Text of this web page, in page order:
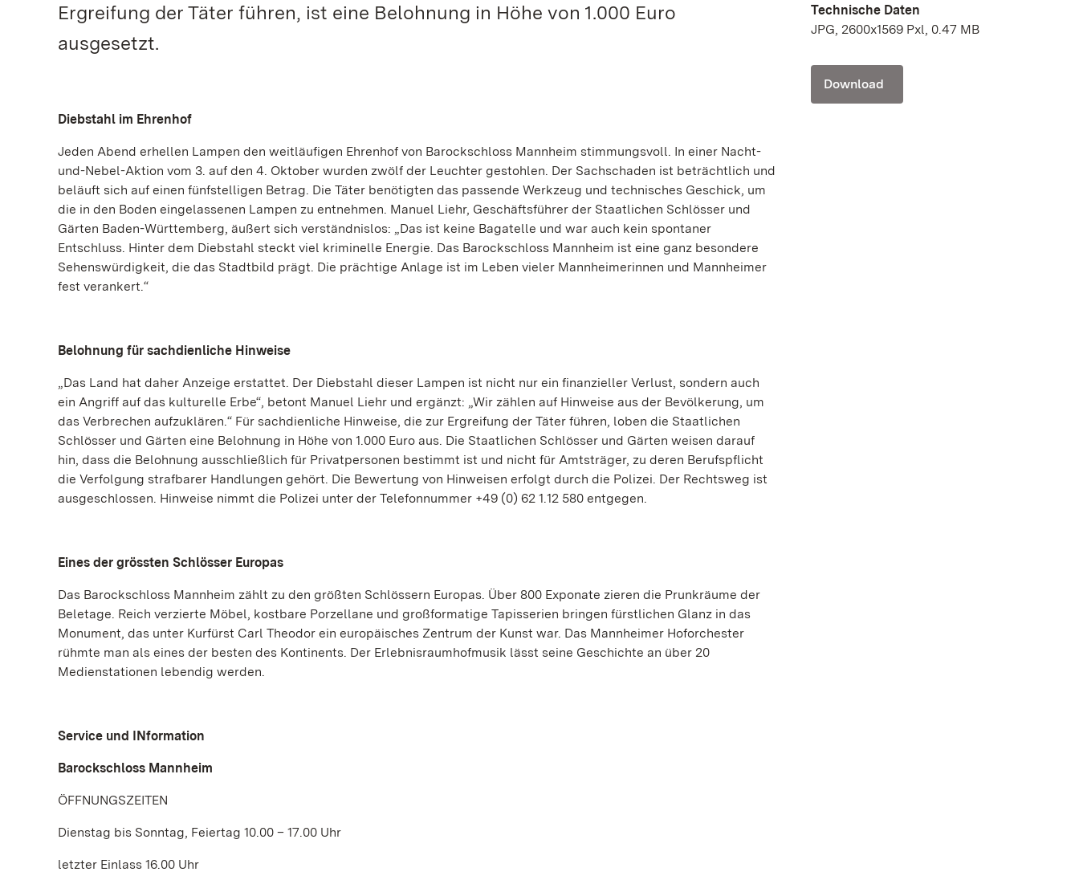
Ergreifung der Täter führen, ist eine Belohnung in Höhe von 1.000 Euro
ausgesetzt.
Diebstahl im Ehrenhof
Jeden Abend erhellen Lampen den weitläufigen Ehrenhof von Barockschloss Mannheim stimmungsvoll. In einer Nacht-
und-Nebel-Aktion vom 3. auf den 4. Oktober wurden zwölf der Leuchter gestohlen. Der Sachschaden ist beträchtlich und
beläuft sich auf einen fünfstelligen Betrag. Die Täter benötigten das passende Werkzeug und technisches Geschick, um
die in den Boden eingelassenen Lampen zu entnehmen. Manuel Liehr, Geschäftsführer der Staatlichen Schlösser und
Gärten Baden-Württemberg, äußert sich verständnislos: „Das ist keine Bagatelle und war auch kein spontaner
Entschluss. Hinter dem Diebstahl steckt viel kriminelle Energie. Das Barockschloss Mannheim ist eine ganz besondere
Sehenswürdigkeit, die das Stadtbild prägt. Die prächtige Anlage ist im Leben vieler Mannheimerinnen und Mannheimer
fest verankert.“
Belohnung für sachdienliche Hinweise
„Das Land hat daher Anzeige erstattet. Der Diebstahl dieser Lampen ist nicht nur ein finanzieller Verlust, sondern auch
ein Angriff auf das kulturelle Erbe“, betont Manuel Liehr und ergänzt: „Wir zählen auf Hinweise aus der Bevölkerung, um
das Verbrechen aufzuklären.“ Für sachdienliche Hinweise, die zur Ergreifung der Täter führen, loben die Staatlichen
Schlösser und Gärten eine Belohnung in Höhe von 1.000 Euro aus. Die Staatlichen Schlösser und Gärten weisen darauf
hin, dass die Belohnung ausschließlich für Privatpersonen bestimmt ist und nicht für Amtsträger, zu deren Berufspflicht
die Verfolgung strafbarer Handlungen gehört. Die Bewertung von Hinweisen erfolgt durch die Polizei. Der Rechtsweg ist
ausgeschlossen. Hinweise nimmt die Polizei unter der Telefonnummer +49 (0) 62 1.12 580 entgegen.
Eines der grössten Schlösser Europas
Das Barockschloss Mannheim zählt zu den größten Schlössern Europas. Über 800 Exponate zieren die Prunkräume der
Beletage. Reich verzierte Möbel, kostbare Porzellane und großformatige Tapisserien bringen fürstlichen Glanz in das
Monument, das unter Kurfürst Carl Theodor ein europäisches Zentrum der Kunst war. Das Mannheimer Hoforchester
rühmte man als eines der besten des Kontinents. Der Erlebnisraumhofmusik lässt seine Geschichte an über 20
Medienstationen lebendig werden.
Service und INformation
Barockschloss Mannheim
ÖFFNUNGSZEITEN
Dienstag bis Sonntag, Feiertag 10.00 – 17.00 Uhr
letzter Einlass 16.00 Uhr
Technische Daten
JPG, 2600x1569 Pxl, 0.47 MB
Download